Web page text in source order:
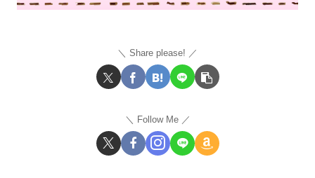
Share please!
Follow Me